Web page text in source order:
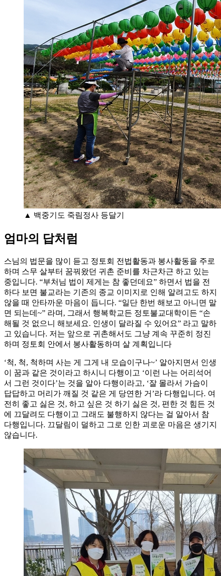
▲ 백중기도 죽림정사 등달기
엄마의 답처럼
스님의 법문을 많이 듣고 정토회 전법활동과 봉사활동을 주로
하며 스무 살부터 꿈꿔왔던 귀촌 준비를 차근차근 하고 있는
중입니다. “부처님 법이 제게는 참 좋던데요” 하면서 법을 전
하다 보면 불교라는 기존의 종교 이미지로 인해 알려고도 하지
않을 때 안타까운 마음이 듭니다. “일단 한번 해보고 아니면 말
면 되는데~” 라며, 그래서 행복학교든 정토불교대학이든 “손
해될 것 없으니 해보세요. 인생이 달라질 수 있어요” 라고 말하
고 있습니다. 저는 앞으로 귀촌해서도 그냥 계속 꾸준히 정진
하며 정토회 안에서 봉사활동하며 살 계획입니다
‘척, 척, 척하며 사는 게 그게 내 모습이구나~’ 알아지면서 인생
이 꿈과 같은 것이라고 하시니 다행이고 ‘이런 나는 어리석어
서 그런 것이다’는 것을 알아 다행이라고, ‘잘 몰라서 가슴이
답답하고 머리가 깨질 것 같은 게 당연한 거’라 다행입니다. 여
전히 좋고 싫은 것, 하고 싶은 것 하기 싫은 것, 편한 것 힘든 것
에 끄달려도 다행이고 그래도 불행하지 않다는 걸 알아서 참
다행입니다. 끄달림이 덜하고 그로 인한 괴로운 마음은 생기지
않습니다.